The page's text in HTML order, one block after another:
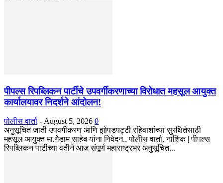
पीपल्स रिपब्लिकन पार्टीचे उपवर्गीकरणाच्या विरोधात महसूल आयुक्त
कार्यालयावर निदर्शने आंदोलन!
पोलीस वार्ता - August 5, 2026 0
अनुसूचित जाती उपवर्गीकरण आणि झोपडपट्टी रहिवाशांच्या सुरक्षितेसाठी
महसूल आयुक्त मा.गेडाम साहेब यांना निवेदन.. पोलीस वार्ता, नाशिक | पीपल्स
रिपब्लिकन पार्टीच्या वतीने आज संपूर्ण महाराष्ट्रभर अनुसूचित...